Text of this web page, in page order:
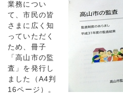
業務につい
て、市民の皆
さまに広く知
っていただく
ため、冊子
「高山市の監
査」を発行し
ました（A4判
16ページ）。